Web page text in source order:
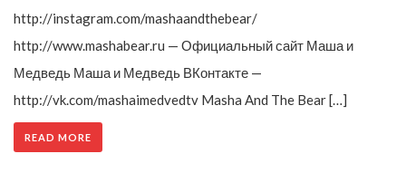
http://instagram.com/mashaandthebear/
http://www.mashabear.ru — Официальный сайт Маша и
Медведь Маша и Медведь ВКонтакте —
http://vk.com/mashaimedvedtv Masha And The Bear […]
READ MORE